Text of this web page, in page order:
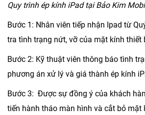
Quy trình ép kính iPad tại Bảo Kim
Bước 1: Nhân viên tiếp nhận Ipad từ
tra tình trạng nứt, vỡ của mặt kính thiết
Bước 2: Kỹ thuật viên thông báo tình
phương án xử lý và giá thành ép kính
Bước 3: Được sự đồng ý của khách
tiến hành tháo màn hình và cắt bỏ mặt